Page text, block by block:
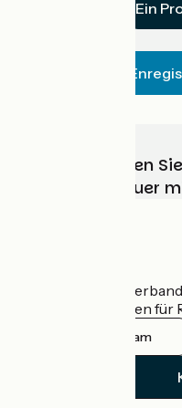
Ein
Wählen, bereiten
Ihr Radabenteuer
Der nationale
offizielle Leitfaden
Instagram